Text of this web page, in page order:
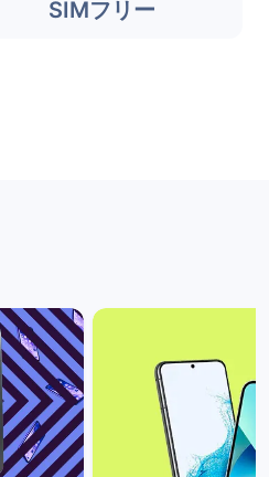
SIMフリー